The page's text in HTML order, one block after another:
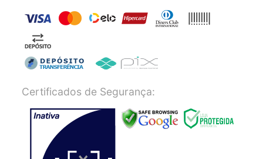
Certificados de Segurança: